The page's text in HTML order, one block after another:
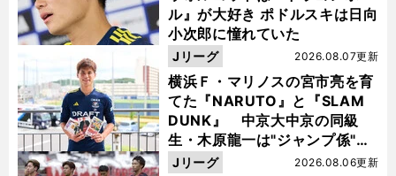
ル』が大好き ポドルスキは日向
小次郎に憧れていた
横浜Ｆ・マリノスの宮市亮を育
てた『NARUTO』と『SLAM
DUNK』 中京大中京の同級
生・木原龍一は"ジャンプ係"だ
った
2026.08.07更新
Jリーグ
2026.08.06更新
Jリーグ